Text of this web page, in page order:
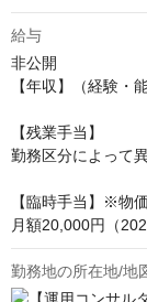
給与
非公開
【年収】（経験・
【残業手当】
勤務区分によって
【臨時手当】※物
月額20,000円（
勤務地の所在地/地